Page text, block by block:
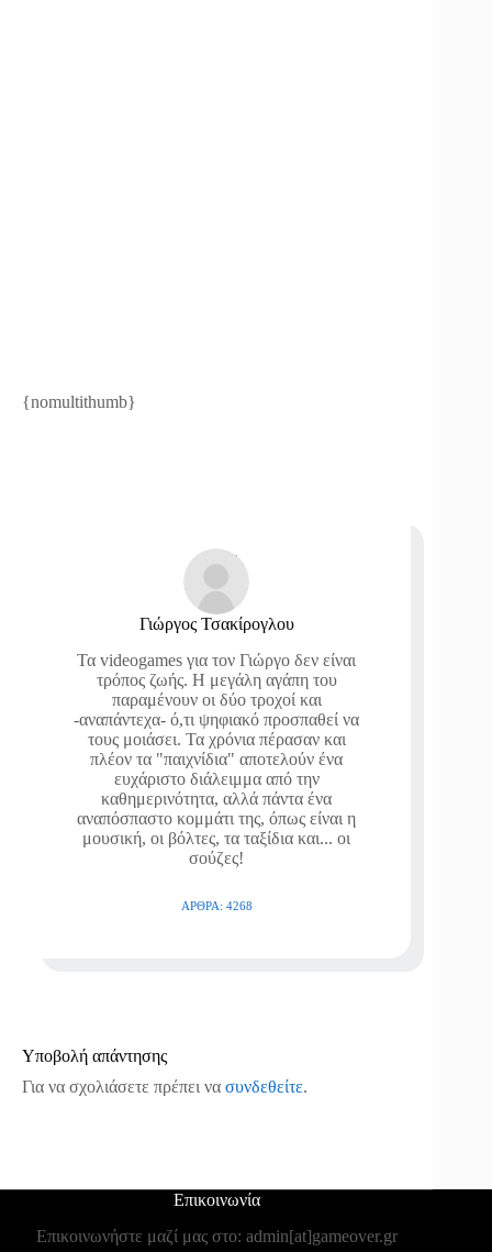
{nomultithumb}
Γιώργος Τσακίρογλου
Τα videogames για τον Γιώργο δεν είναι
τρόπος ζωής. Η μεγάλη αγάπη του
παραμένουν οι δύο τροχοί και
-αναπάντεχα- ό,τι ψηφιακό προσπαθεί να
τους μοιάσει. Τα χρόνια πέρασαν και
πλέον τα "παιχνίδια" αποτελούν ένα
ευχάριστο διάλειμμα από την
καθημερινότητα, αλλά πάντα ένα
αναπόσπαστο κομμάτι της, όπως είναι η
μουσική, οι βόλτες, τα ταξίδια και... οι
σούζες!
ΆΡΘΡΑ: 4268
Υποβολή απάντησης
Για να σχολιάσετε πρέπει να συνδεθείτε.
Επικοινωνία
Επικοινωνήστε μαζί μας στο: admin[at]gameover.gr